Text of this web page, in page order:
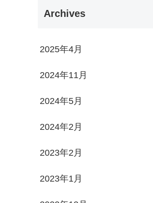
Archives
2025年4月
2024年11月
2024年5月
2024年2月
2023年2月
2023年1月